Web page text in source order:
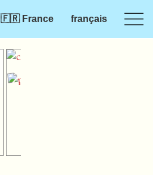
🇫🇷 France
français